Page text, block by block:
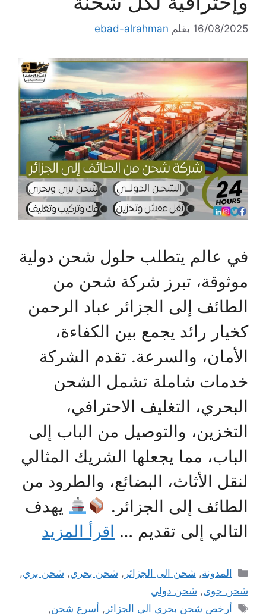
16/08/2025 بقلم ebad-alrahman
في عالم يتطلب حلول شحن دولية
موثوقة، تبرز شركة شحن من
الطائف إلى الجزائر عباد الرحمن
كخيار رائد يجمع بين الكفاءة،
الأمان، والسرعة. تقدم الشركة
خدمات شاملة تشمل الشحن
البحري، التغليف الاحترافي،
التخزين، والتوصيل من الباب إلى
الباب، مما يجعلها الشريك المثالي
لنقل الأثاث، البضائع، والطرود من
الطائف إلى الجزائر.
يهدف
التالي إلى تقديم … اقرأ المزيد
التصنيفات
المدونة, شحن الى الجزائر , شحن بحري, شحن بري,
شحن جوى, شحن دولي
الوسوم
أرخص شحن بحري الي الجزائر , أسرع شحن,